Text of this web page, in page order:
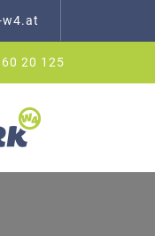
w4.at
20 125